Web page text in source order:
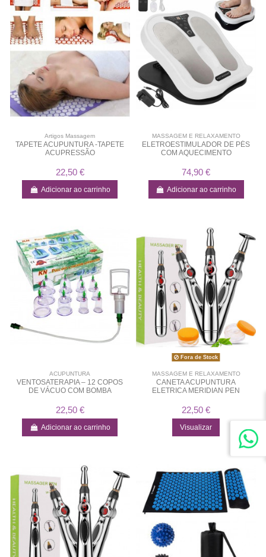
Artigos Massagem
TAPETE ACUPUNTURA -TAPETE
ACUPRESSÃO
22,50 €
Adicionar ao carrinho
MASSAGEM E RELAXAMENTO
ELETROESTIMULADOR DE PÉS
COM AQUECIMENTO
74,90 €
Adicionar ao carrinho
ACUPUNTURA
VENTOSATERAPIA – 12 COPOS
DE VÁCUO COM BOMBA
22,50 €
Adicionar ao carrinho
Fora de Stock
MASSAGEM E RELAXAMENTO
CANETA ACUPUNTURA
ELETRICA MERIDIAN PEN
22,50 €
Visualizar